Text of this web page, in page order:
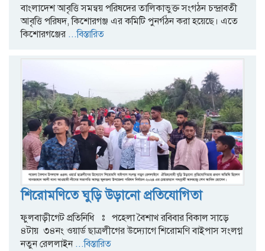
বাংলাদেশ আবৃত্তি সমন্বয় পরিষদের তালিকাভুক্ত সংগঠন চন্দ্রাবতী
আবৃত্তি পরিষদ, কিশোরগঞ্জ এর কমিটি পুনর্গঠন করা হয়েছে। এতে
কিশোরগঞ্জের ...বিস্তারিত
শিরোমণিতে ঘুড়ি উড়ানো প্রতিযোগিতা
ফুলবাড়ীগেট প্রতিনিধি ঃ পহেলা বৈশাখ রবিবার বিকাল সাড়ে
৪টায় ৩৪নং ওয়ার্ড ছাত্রলীগের উদ্যোগে শিরোমণি বাইপাস সংলগ্ন
নতুন রেললাইন...বিস্তারিত